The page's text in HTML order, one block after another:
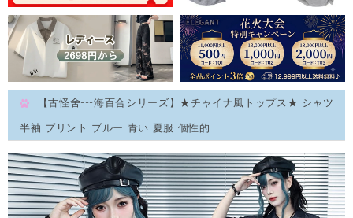
【古怪舍---海百合シリーズ】★チャイナ風トップス★ シャツ
半袖 プリント ブルー 青い 夏服 個性的